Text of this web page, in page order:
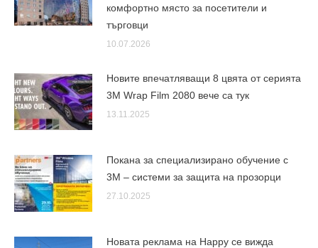
комфортно място за посетители и
търговци
10.07.2026
Новите впечатляващи 8 цвята от серията
3M Wrap Film 2080 вече са тук
13.11.2025
Покана за специализирано обучение с
3M – системи за защита на прозорци
27.10.2025
Новата реклама на Happy се вижда